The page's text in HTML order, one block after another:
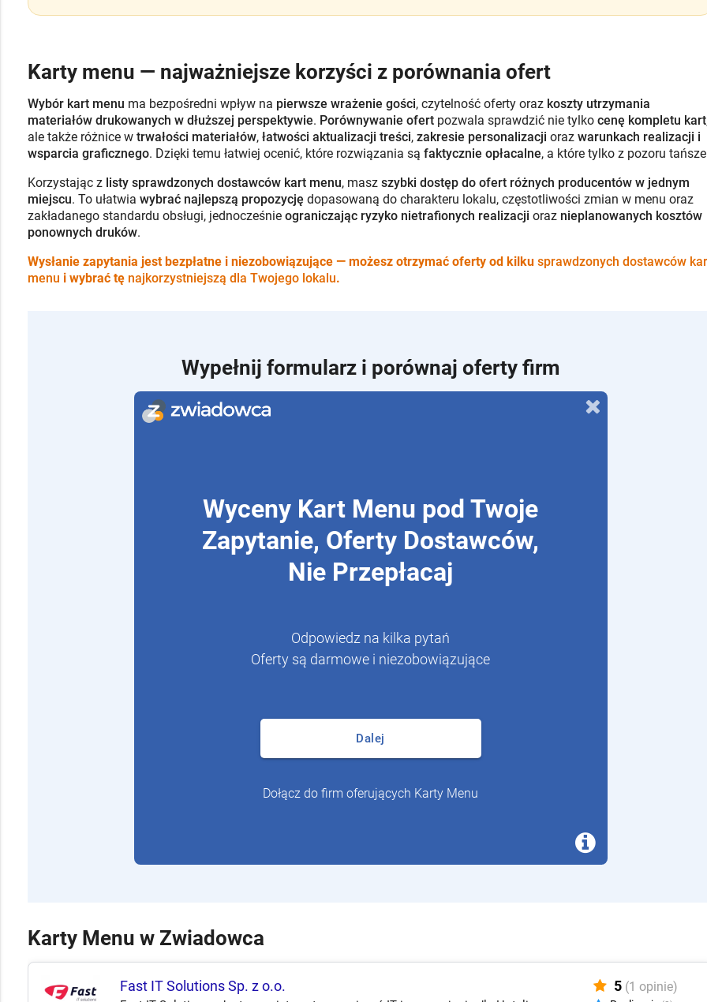
Karty menu — najważniejsze korzyści z porównania ofert
Wybór kart menu ma bezpośredni wpływ na pierwsze wrażenie gości, czytelność oferty oraz koszty utrzymania
materiałów drukowanych w dłuższej perspektywie. Porównywanie ofert pozwala sprawdzić nie tylko cenę kompletu kart
ale także różnice w trwałości materiałów, łatwości aktualizacji treści, zakresie personalizacji oraz warunkach realizacji i
wsparcia graficznego. Dzięki temu łatwiej ocenić, które rozwiązania są faktycznie opłacalne, a które tylko z pozoru
Korzystając z listy sprawdzonych dostawców kart menu, masz szybki dostęp do ofert różnych producentów w jednym
miejscu. To ułatwia wybrać najlepszą propozycję dopasowaną do charakteru lokalu, częstotliwości zmian w menu oraz
zakładanego standardu obsługi, jednocześnie ograniczając ryzyko nietrafionych realizacji oraz nieplanowanych kosztów
ponownych druków.
Wysłanie zapytania jest bezpłatne i niezobowiązujące — możesz otrzymać oferty od kilku sprawdzonych dostawców
menu i wybrać tę najkorzystniejszą dla Twojego lokalu.
Wypełnij formularz i porównaj oferty firm
Wyceny Kart Menu pod Twoje
Zapytanie, Oferty Dostawców,
Nie Przepłacaj
Odpowiedz na kilka pytań
Oferty są darmowe i niezobowiązujące
Dalej
Dołącz do firm oferujących Karty Menu
Karty Menu w Zwiadowca
Fast IT Solutions Sp. z o.o. 5 (1 opinie)